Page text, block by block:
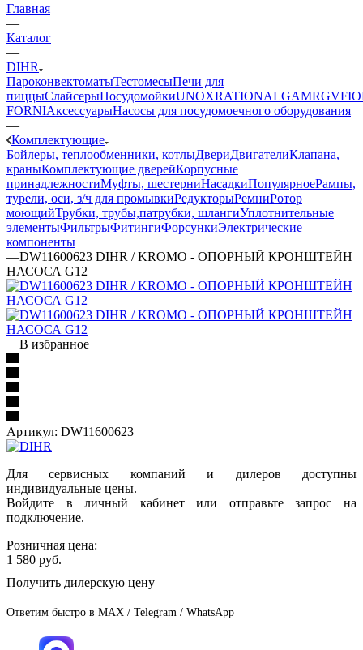
Главная
—
Каталог
—
DIHR
ПароконвектоматыТестомесыПечи для
пиццыСлайсерыПосудомойкиUNOXRATIONALGAMRGV
FORNIАксессуарыНасосы для посудомоечного оборудования
—
Комплектующие
Бойлеры, теплообменники, котлыДвериДвигателиКлапана,
краныКомплектующие дверейКорпусные
принадлежностиМуфты, шестерниНасадкиПопулярноеРампы,
турели, оси, з/ч для промывкиРедукторыРемниРотор
моющийТрубки, трубы,патрубки, шлангиУплотнительные
элементыФильтрыФитингиФорсункиЭлектрические
компоненты
—DW11600623 DIHR / KROMO - ОПОРНЫЙ КРОНШТЕЙН
НАСОСА G12
В избранное
Артикул: DW11600623
Для сервисных компаний и дилеров доступны
индивидуальные цены.
Войдите в личный кабинет или отправьте запрос на
подключение.
Розничная цена:
1 580 руб.
Получить дилерскую цену
Ответим быстро в MAX / Telegram / WhatsApp